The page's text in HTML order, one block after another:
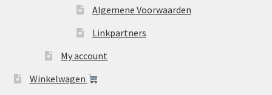
Algemene Voorwaarden
Linkpartners
My account
Winkelwagen